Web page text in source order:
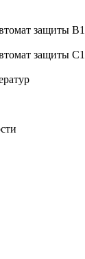
защиты
защиты